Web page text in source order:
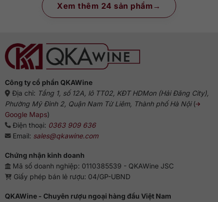
Xem thêm 24 sản phẩm
Công ty cổ phần QKAWine
Địa chỉ: Tầng 1, số 12A, lô TT02, KĐT HDMon (Hải Đăng City),
Phường Mỹ Đình 2, Quận Nam Từ Liêm, Thành phố Hà Nội(
Google Maps)
Điện thoại: 0363 909 636
Email: sales@qkawine.com
Chứng nhận kinh doanh
Mã số doanh nghiệp: 0110385539 - QKAWine JSC
Giấy phép bán lẻ rượu: 04/GP-UBND
QKAWine - Chuyên rượu ngoại hàng đầu Việt Nam